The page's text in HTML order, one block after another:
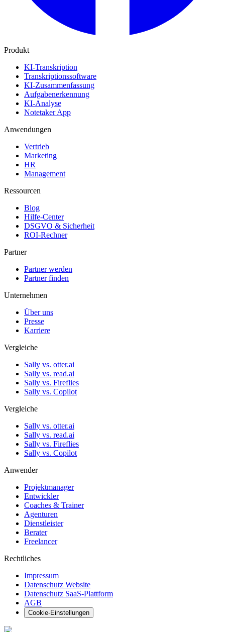
Produkt
KI-Transkription
Transkriptionssoftware
KI-Zusammenfassung
Aufgabenerkennung
KI-Analyse
Notetaker App
Anwendungen
Vertrieb
Marketing
HR
Management
Ressourcen
Blog
Hilfe-Center
DSGVO & Sicherheit
ROI-Rechner
Partner
Partner werden
Partner finden
Unternehmen
Über uns
Presse
Karriere
Vergleiche
Sally vs. otter.ai
Sally vs. read.ai
Sally vs. Fireflies
Sally vs. Copilot
Vergleiche
Sally vs. otter.ai
Sally vs. read.ai
Sally vs. Fireflies
Sally vs. Copilot
Anwender
Projektmanager
Entwickler
Coaches & Trainer
Agenturen
Dienstleister
Berater
Freelancer
Rechtliches
Impressum
Datenschutz Website
Datenschutz SaaS-Plattform
AGB
Cookie-Einstellungen